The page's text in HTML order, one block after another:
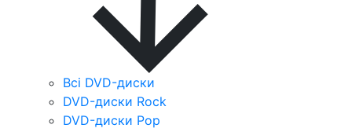
Всі DVD-диски
DVD-диски Rock
DVD-диски Pop